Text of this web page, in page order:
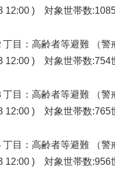
12:00 ) 対象世帯数
丁目：高齢者等避難 （警
12:00 ) 対象世帯数:754
丁目：高齢者等避難 （警
12:00 ) 対象世帯数:765
丁目：高齢者等避難 （警
12:00 ) 対象世帯数:956